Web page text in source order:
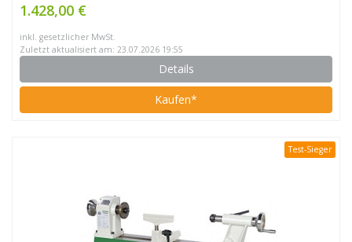
1.428,00 €
inkl. gesetzlicher MwSt.
Zuletzt aktualisiert am: 23.07.2026 19:55
Details
Kaufen*
Test-Sieger